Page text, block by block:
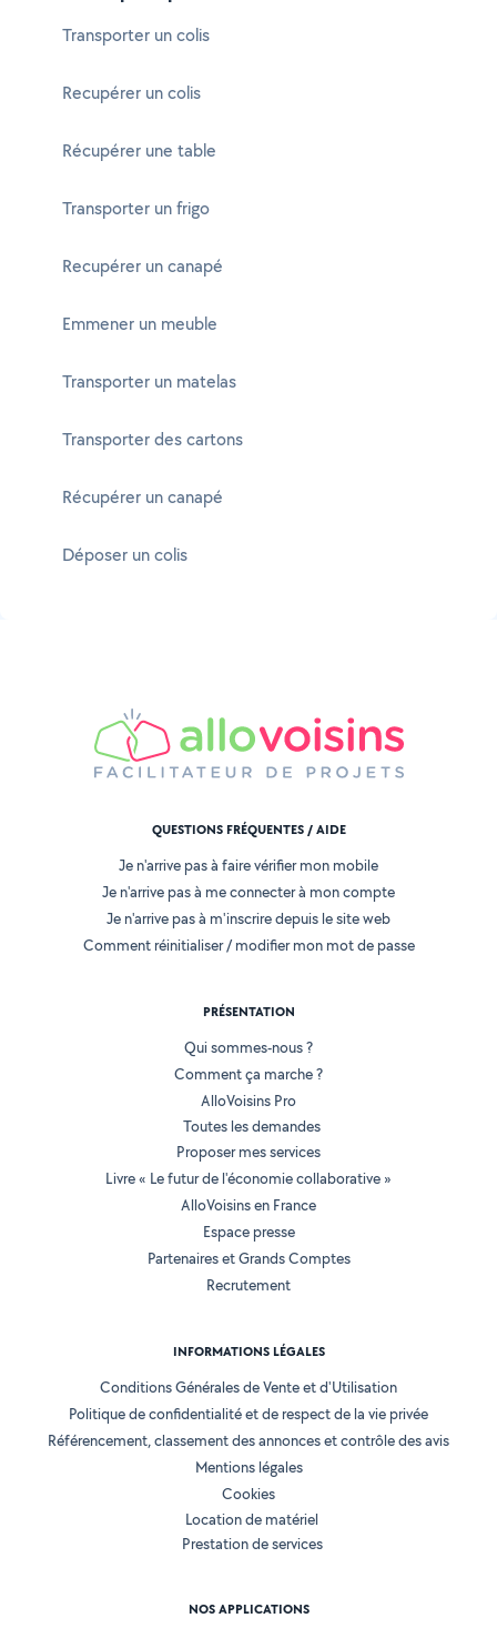
Transporter un colis
Recupérer un colis
Récupérer une table
Transporter un frigo
Recupérer un canapé
Emmener un meuble
Transporter un matelas
Transporter des cartons
Récupérer un canapé
Déposer un colis
QUESTIONS FRÉQUENTES / AIDE
Je n'arrive pas à faire vérifier mon mobile
Je n'arrive pas à me connecter à mon compte
Je n'arrive pas à m'inscrire depuis le site web
Comment réinitialiser / modifier mon mot de passe
PRÉSENTATION
Qui sommes-nous ?
Comment ça marche ?
AlloVoisins Pro
Toutes les demandes
Proposer mes services
Livre « Le futur de l'économie collaborative »
AlloVoisins en France
Espace presse
Partenaires et Grands Comptes
Recrutement
INFORMATIONS LÉGALES
Conditions Générales de Vente et d'Utilisation
Politique de confidentialité et de respect de la vie privée
Référencement, classement des annonces et contrôle des avis
Mentions légales
Cookies
Location de matériel
Prestation de services
NOS APPLICATIONS